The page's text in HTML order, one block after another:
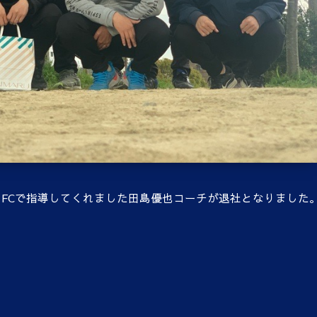
で指導してくれました田島優也コーチが退社となりました